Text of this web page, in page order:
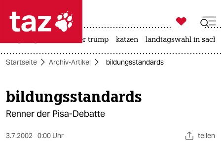
 taz zahl ich
taz zahl ich
themen
politik
öko

taz zahl ich
usa unter trump katzen landtagswahl in
Startseite Archiv-Artikel bildungsstandards
bildungsstandards
Renner der Pisa-Debatte
3.7.2002 0:00 Uhr teilen